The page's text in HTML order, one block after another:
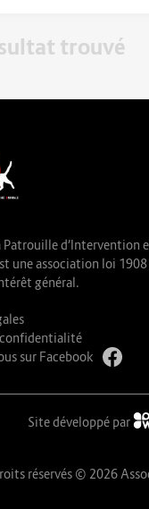
trouvé
Patrouille d’Intervention
une association loi
général.
sur Facebook
Site développé par
réservés © 2026